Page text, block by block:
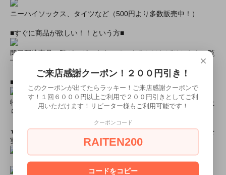
ニーハイソックス、タイツなど（500円より多数販売中！）
■すぐに商品が欲しい！！という方■
即日配達商品一覧がございますので、よろしければそちらをご覧
下さいませ。
■とにかく安くて高品質な商品が欲しい！という方■
特別割引商品を掲載しています！最大８０％引きの商品もあった
りします！
★ミアカフェ・ミアリラではミアコス衣装を着用したイベントを
実施中★
×
ご来店感謝クーポン！２００円引き！
このクーポンが出てたらラッキー！ご来店感謝クーポンで
す！１回６０００円以上ご利用で２００円引きとしてご利
用いただけます！リピーター様もご利用可能です！
クーポンコード
RAITEN200
コードをコピー